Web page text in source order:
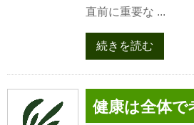
直前に重要な ...
続きを読む
健康は全体で